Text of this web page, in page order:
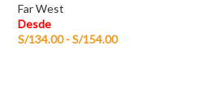
Far West
Desde
S/134.00 -S/154.00